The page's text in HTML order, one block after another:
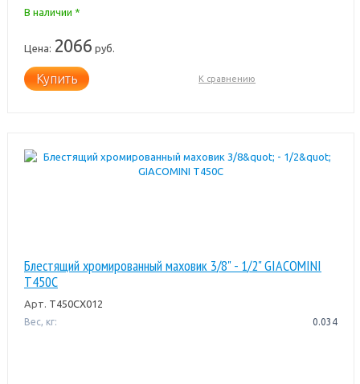
В наличии *
Цена: 2066 руб.
Купить К сравнению
Блестящий хромированный маховик 3/8" - 1/2" GIACOMINI
T450C
Арт. T450CX012
Вес, кг: 0.034